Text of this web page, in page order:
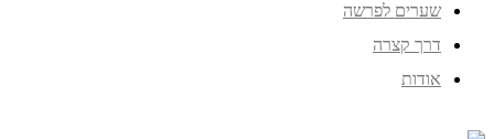
שערים לפרשה
דרך קצרה
אודות